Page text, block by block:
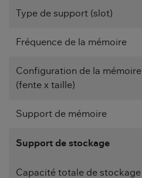
Type de support (slot)
Fréquence de la mémoire
Configuration de la mémoire
(fente x taille)
Support de mémoire
Support de stockage
Capacité totale de stockage